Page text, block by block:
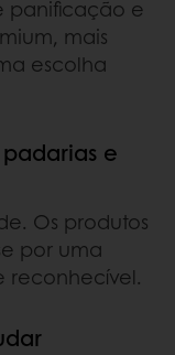
panificação e
mais
escolha
e
Os produtos
por uma
reconhecível.